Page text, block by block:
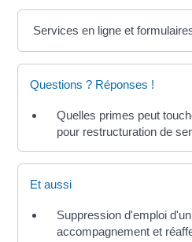
Services en ligne et
Questions ? Réponses !
Quelles primes peut
pour restructuration de
Et aussi
Suppression d'emploi
accompagnement et